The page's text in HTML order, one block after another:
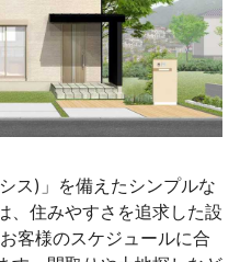
ス)」を備えたシンプルな
、住みやすさを追求した設
客様のスケジュールに合